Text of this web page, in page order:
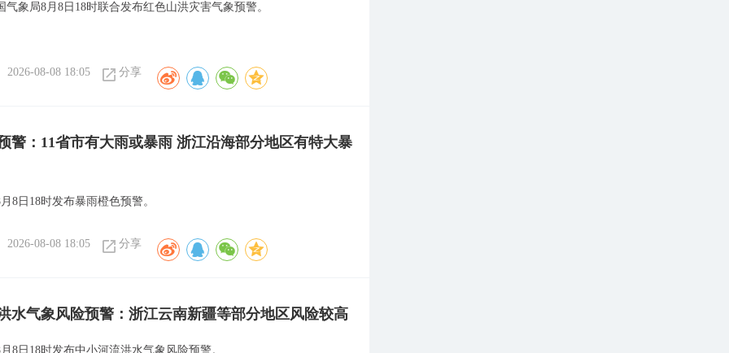
气象局8月8日18时联合发布红色山洪灾害气象预警。
2026-08-08 18:05 分享
警：11省市有大雨或暴雨 浙江沿海部分地区有特大暴
8日18时发布暴雨橙色预警。
2026-08-08 18:05 分享
水气象风险预警：浙江云南新疆等部分地区风险较高
8日18时发布中小河流洪水气象风险预警。